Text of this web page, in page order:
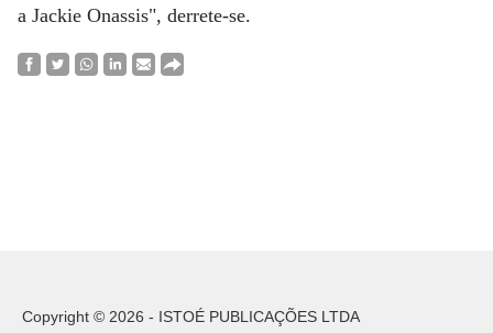
a Jackie Onassis", derrete-se.
Copyright © 2026 - ISTOÉ PUBLICAÇÕES LTDA